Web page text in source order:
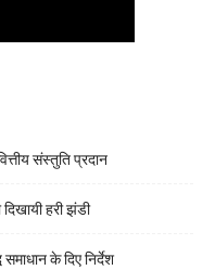
संस्तुति प्रदान
हरी झंडी
के दिए निर्देश